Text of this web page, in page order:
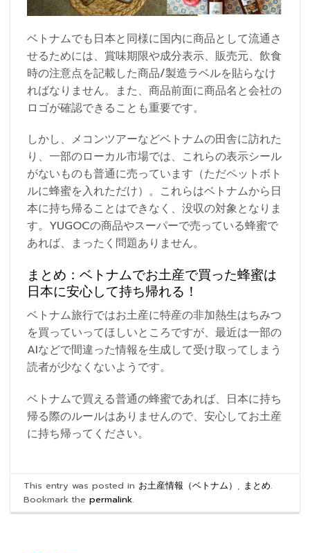
ベトナムでも日本と同様に国内に商品として流通さ
せるためには、賞味期限や成分表示、販売元、飲食
時の注意点を記載した商品/製造ラベルを貼らなけ
ればなりません。また、商品前面に商品名と会社の
ロゴが確認できることも重要です。
しかし、メコンツアーなどベトナムの田舎に訪れた
り、一部のローカル市場では、これらの表示シール
がないものも普通に売っています（ただペットボト
ルに蜂蜜を入れただけ）。これらはベトナムから日
本に持ち帰ることはできなく、没収の対象となりま
す。YUGOCの商品やスーパーで売っている蜂蜜で
あれば、まったく問題ありません。
まとめ：ベトナムでお土産で買った蜂蜜は
日本に安心して持ち帰れる！
ベトナム旅行ではお土産に特産の非加熱生はちみつ
を買っていってほしいところですが、最近は一部の
AIなどで間違った情報を生成して受け取ってしまう
読者が少なくないようです。
ベトナムで買える普通の蜂蜜であれば、日本に持ち
帰る際のルールはありませんので、安心してお土産
に持ち帰ってください。
This entry was posted in お土産情報（ベトナム） , まとめ.
Bookmark thepermalink.